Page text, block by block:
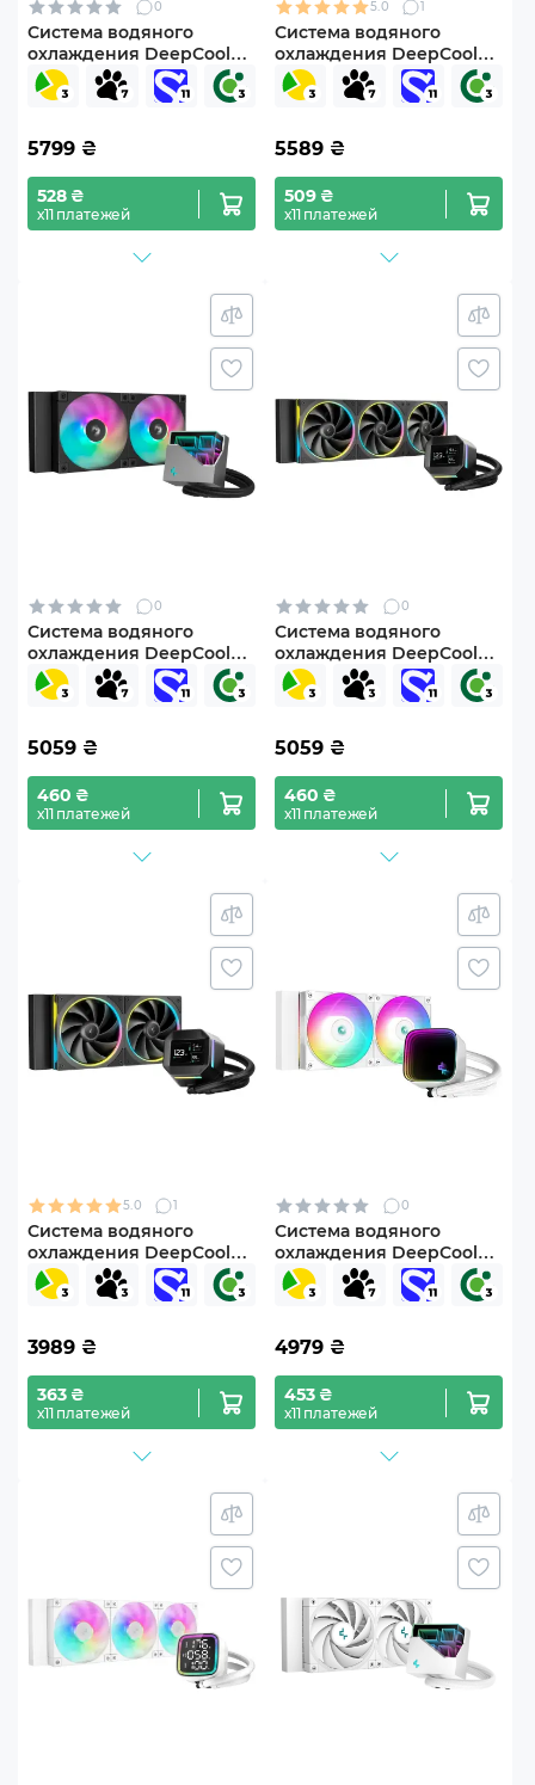
0
Система водяного
охлаждения DeepCool
LS720 SE White (R-LS720-
WHAMMM-G-1)
5799 ₴
528 ₴
х11 платежей
5.0 1
Система водяного
охлаждения DeepCool
LP240 ARGB White (R-
LP240-WHMSMC-G-1)
5589 ₴
509 ₴
х11 платежей
0
Система водяного
охлаждения DeepCool
LT240 ARGB Black (R-
LT240-BKAMNC-G-1)
5059 ₴
460 ₴
х11 платежей
0
Система водяного
охлаждения DeepCool
LM360 Black (R-LM360-
BKDMMC-1)
5059 ₴
460 ₴
х11 платежей
5.0 1
Система водяного
охлаждения DeepCool
LM240 Black (R-LM240-
BKDMMC-1)
3989 ₴
363 ₴
х11 платежей
0
Система водяного
охлаждения DeepCool
LS520 SE White (R-LS520-
WHAMMM-G-1)
4979 ₴
453 ₴
х11 платежей